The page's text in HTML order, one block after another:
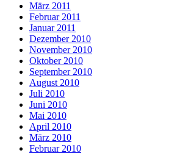
März 2011
Februar 2011
Januar 2011
Dezember 2010
November 2010
Oktober 2010
September 2010
August 2010
Juli 2010
Juni 2010
Mai 2010
April 2010
März 2010
Februar 2010